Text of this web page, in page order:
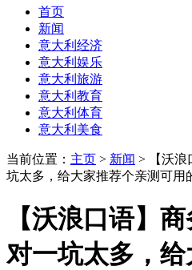
首页
新闻
意大利经济
意大利娱乐
意大利旅游
意大利教育
意大利体育
意大利美食
当前位置： 主页 > 新闻 > 【沃浪
坑太多，给大家推荐个亲测可用
【沃浪口语】
对一坑太多，